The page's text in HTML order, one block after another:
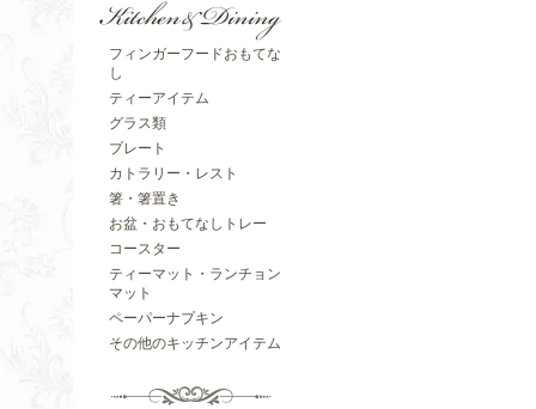
フィンガーフードおもてな
し
ティーアイテム
グラス類
プレート
カトラリー・レスト
箸・箸置き
お盆・おもてなしトレー
コースター
ティーマット・ランチョン
マット
ペーパーナプキン
その他のキッチンアイテム